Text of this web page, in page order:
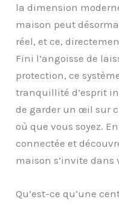
la dimension
maison peut
réel, et ce,
Fini l’angoisse de
protection, ce
tranquillité d’esprit
de garder un œil sur
où que vous soyez.
connectée et
maison s’invite dans
Qu’est-ce qu’une